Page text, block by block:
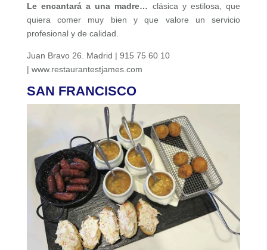
Le encantará a una madre… clásica y estilosa, que
quiera comer muy bien y que valore un servicio
profesional y de calidad.
Juan Bravo 26. Madrid | 915 75 60 10
| www.restaurantestjames.com
SAN FRANCISCO